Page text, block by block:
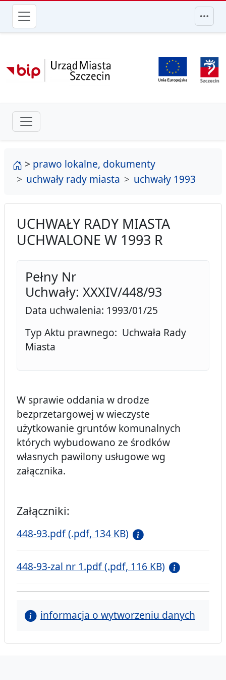
przejdź do głównego menu
strona główna
> prawo lokalne, dokumenty
uchwały rady miasta
uchwały 1993
UCHWAŁY RADY MIASTA
UCHWALONE W 1993 R
Pełny Nr
Uchwały: XXXIV/448/93
Data uchwalenia: 1993/01/25
Typ Aktu prawnego: Uchwała Rady
Miasta
W sprawie oddania w drodze
bezprzetargowej w wieczyste
użytkowanie gruntów komunalnych
których wybudowano ze środków
własnych pawilony usługowe wg
załącznika.
Załączniki:
448-93.pdf (.pdf, 134 KB)
448-93-zal nr 1.pdf (.pdf, 116 KB)
informacja o wytworzeniu danych